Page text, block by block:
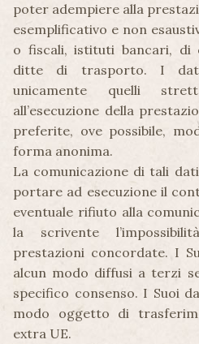
poter adempiere alla
esemplificativo e non
o fiscali, istituti bancari, di
ditte di trasporto. I dati
unicamente quelli
all’esecuzione della
preferite, ove possibile,
forma anonima.
La comunicazione di tali
portare ad esecuzione il
eventuale rifiuto alla
la scrivente
prestazioni concordate. I
alcun modo diffusi a terzi
specifico consenso. I Suoi
modo oggetto di
extra UE.